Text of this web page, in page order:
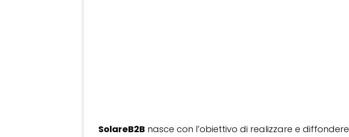
SolareB2B nasce con l’obiettivo di realizzare e diffondere